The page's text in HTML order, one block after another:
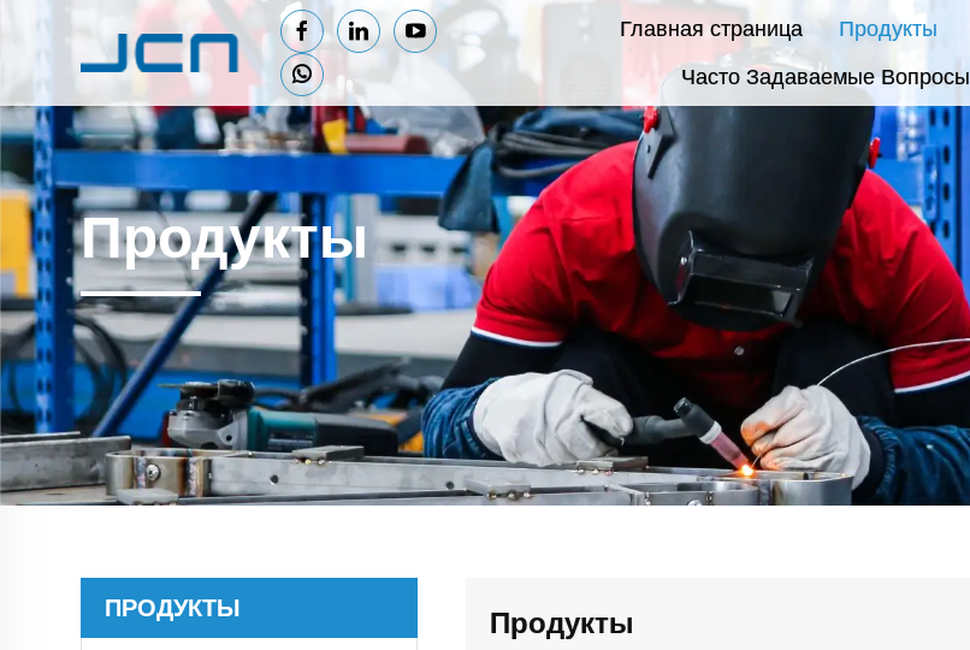
Главная страница Продукты
Часто Задаваемые Вопросы
Продукты
ПРОДУКТЫ Продукты